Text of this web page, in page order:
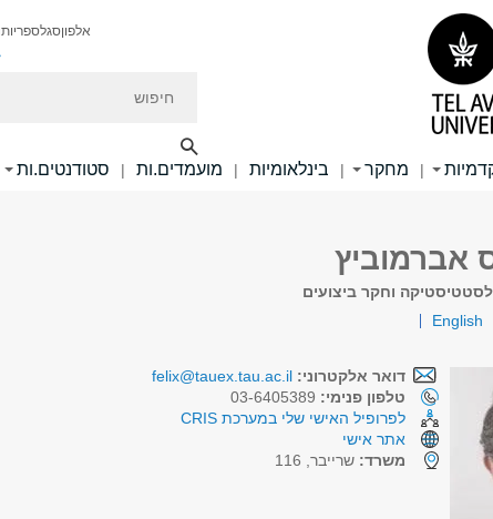
אלפוןסגלספריות
| מחקר | בינלאומיות | מועמדים.ות | סטודנטים.ות
אברמוביץ
וחקר ביצועים
English
דואר אלקטרוני: felix@tauex.tau.ac.il
טלפון פנימי:
לפרופיל האישי שלי במערכת CRIS
אתר אישי
משרד: שרייבר, 116